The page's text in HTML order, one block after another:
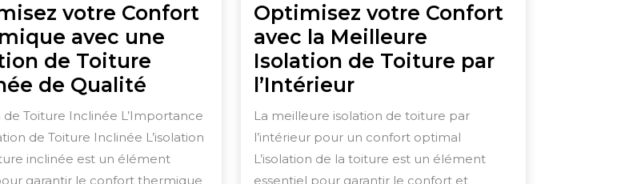
votre Confort
avec une
de Toiture
de Qualité
votre
Confort
Thermique
de Toiture Inclinée L’Importance
de Toiture Inclinée L’isolation
inclinée est un élément
garantir le confort thermique
Optimisez votre Confort
avec la Meilleure
Isolation de Toiture par
l’IntérieurOptimisez
votre
Confort
avec
La meilleure isolation de toiture par
l’intérieur pour un confort optimal
L’isolation de la toiture est un élément
essentiel pour garantir le confort et